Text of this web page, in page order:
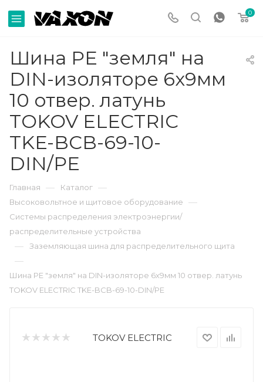
0
Шина PE "земля" на
DIN-изоляторе 6х9мм
10 отвер. латунь
TOKOV ELECTRIC
TKE-BCB-69-10-
DIN/PE
Главная — Каталог —
Высоковольтное и щитовое оборудование —
Системы распределения электроэнергии/
распределительные устройства
— Заземляющая шина для распределительного щита
—
Шина PE "земля" на DIN-изоляторе 6х9мм 10 отвер. латунь
TOKOV ELECTRIC TKE-BCB-69-10-DIN/PE
TOKOV ELECTRIC